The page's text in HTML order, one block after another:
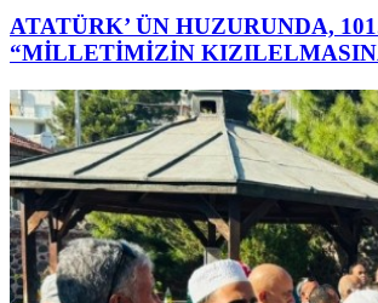
ATATÜRK’ ÜN HUZURUNDA,
“MİLLETİMİZİN